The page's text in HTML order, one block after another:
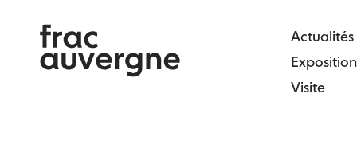
content
Actualités
Visite